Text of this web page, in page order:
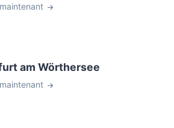
am Wörthersee